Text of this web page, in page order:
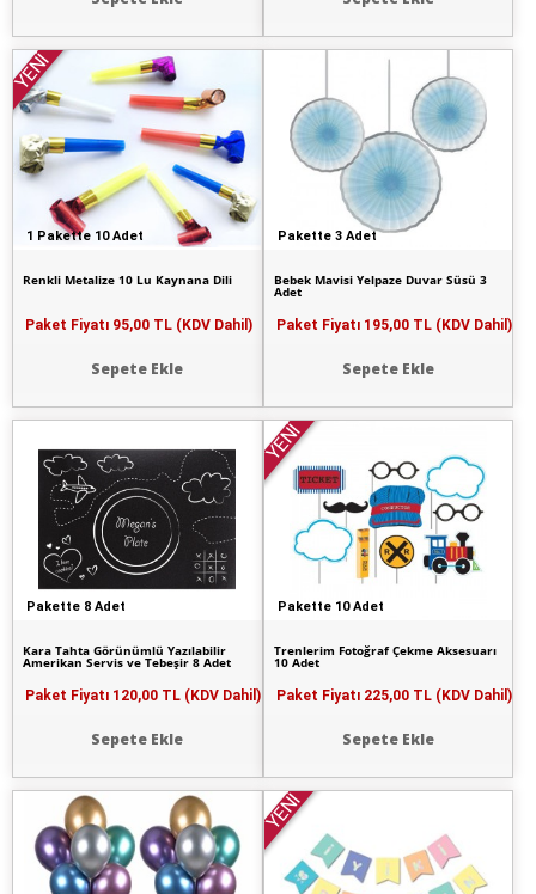
1 Pakette 10 Adet
YENİ
Renkli Metalize 10 Lu Kaynana Dili
Paket Fiyatı 95,00 TL (KDV Dahil)
Sepete Ekle
Pakette 3 Adet
Bebek Mavisi Yelpaze Duvar Süsü 3
Adet
Paket Fiyatı 195,00 TL (KDV Dahil)
Sepete Ekle
Pakette 8 Adet
Kara Tahta Görünümlü Yazılabilir
Amerikan Servis ve Tebeşir 8 Adet
Paket Fiyatı 120,00 TL (KDV Dahil)
Sepete Ekle
Pakette 10 Adet
YENİ
Trenlerim Fotoğraf Çekme Aksesuarı
10 Adet
Paket Fiyatı 225,00 TL (KDV Dahil)
Sepete Ekle
YENİ